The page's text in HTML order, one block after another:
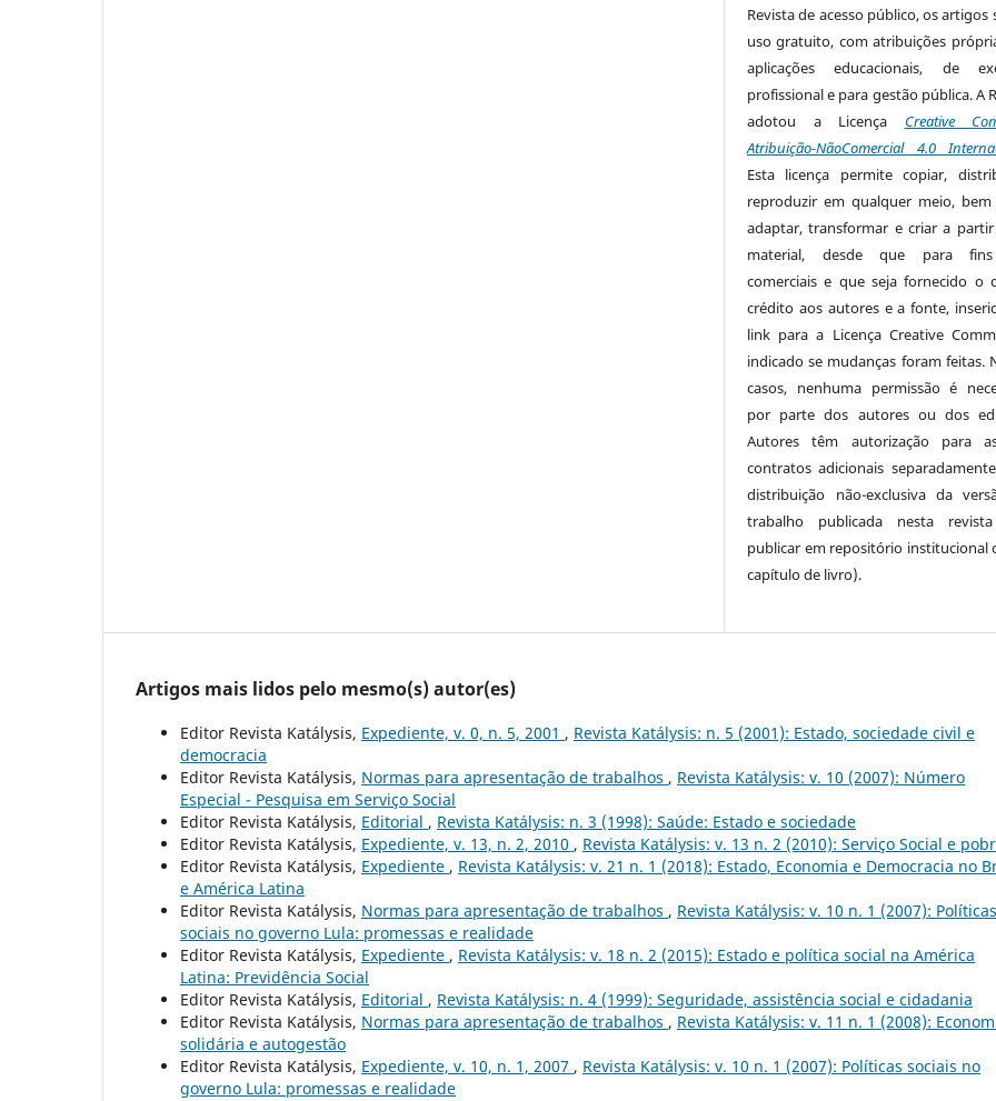
Revista de acesso público, os artigos
uso gratuito, com atribuições
aplicações educacionais, de
profissional e para gestão pública. A
adotou a Licença Creative
Atribuição-NãoComercial 4.0
Esta licença permite copiar,
reproduzir em qualquer meio,
adaptar, transformar e criar a
material, desde que para
comerciais e que seja fornecido o
crédito aos autores e a fonte,
link para a Licença Creative
indicado se mudanças foram feitas.
casos, nenhuma permissão é
por parte dos autores ou dos
Autores têm autorização para
contratos adicionais
distribuição não-exclusiva da
trabalho publicada nesta
publicar em repositório institucional
capítulo de livro).
Artigos mais lidos pelo mesmo(s) autor(es)
Editor Revista Katálysis, Expediente, v. 0, n. 5, 2001 , Revista Katálysis: n. 5 (2001): Estado, sociedade civil e
democracia
Editor Revista Katálysis, Normas para apresentação de trabalhos , Revista Katálysis: v. 10 (2007): Número
Especial - Pesquisa em Serviço Social
Editor Revista Katálysis, Editorial , Revista Katálysis: n. 3 (1998): Saúde: Estado e sociedade
Editor Revista Katálysis, Expediente, v. 13, n. 2, 2010 , Revista Katálysis: v. 13 n. 2 (2010): Serviço Social e
Editor Revista Katálysis, Expediente , Revista Katálysis: v. 21 n. 1 (2018): Estado, Economia e Democracia no
e América Latina
Editor Revista Katálysis, Normas para apresentação de trabalhos , Revista Katálysis: v. 10 n. 1 (2007): Políticas
sociais no governo Lula: promessas e realidade
Editor Revista Katálysis, Expediente , Revista Katálysis: v. 18 n. 2 (2015): Estado e política social na América
Latina: Previdência Social
Editor Revista Katálysis, Editorial , Revista Katálysis: n. 4 (1999): Seguridade, assistência social e cidadania
Editor Revista Katálysis, Normas para apresentação de trabalhos , Revista Katálysis: v. 11 n. 1 (2008):
solidária e autogestão
Editor Revista Katálysis, Expediente, v. 10, n. 1, 2007 , Revista Katálysis: v. 10 n. 1 (2007): Políticas sociais no
governo Lula: promessas e realidade